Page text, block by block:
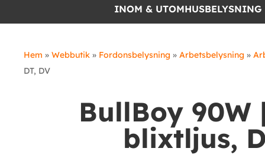
INOM & UTOMHUSBELYSNING
Hem » Webbutik » Fordonsbelysning » Arbetsbelysning »
DT, DV
BullBoy
blixtljus,